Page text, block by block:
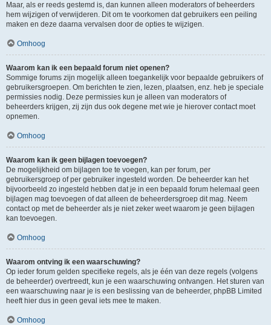
Maar, als er reeds gestemd is, dan kunnen alleen moderators of beheerders
hem wijzigen of verwijderen. Dit om te voorkomen dat gebruikers een peiling
maken en deze daarna vervalsen door de opties te wijzigen.
Omhoog
Waarom kan ik een bepaald forum niet openen?
Sommige forums zijn mogelijk alleen toegankelijk voor bepaalde gebruikers of
gebruikersgroepen. Om berichten te zien, lezen, plaatsen, enz. heb je speciale
permissies nodig. Deze permissies kun je alleen van moderators of
beheerders krijgen, zij zijn dus ook degene met wie je hierover contact moet
opnemen.
Omhoog
Waarom kan ik geen bijlagen toevoegen?
De mogelijkheid om bijlagen toe te voegen, kan per forum, per
gebruikersgroep of per gebruiker ingesteld worden. De beheerder kan het
bijvoorbeeld zo ingesteld hebben dat je in een bepaald forum helemaal geen
bijlagen mag toevoegen of dat alleen de beheerdersgroep dit mag. Neem
contact op met de beheerder als je niet zeker weet waarom je geen bijlagen
kan toevoegen.
Omhoog
Waarom ontving ik een waarschuwing?
Op ieder forum gelden specifieke regels, als je één van deze regels (volgens
de beheerder) overtreedt, kun je een waarschuwing ontvangen. Het sturen van
een waarschuwing naar je is een beslissing van de beheerder, phpBB Limited
heeft hier dus in geen geval iets mee te maken.
Omhoog